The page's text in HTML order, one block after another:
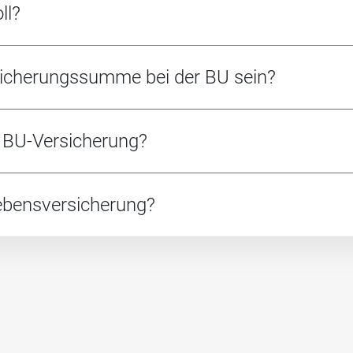
bei der BU sein?
Versicherung?